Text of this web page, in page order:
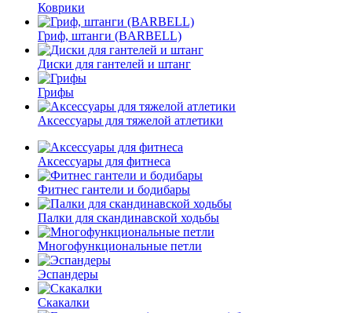
Коврики
Гриф, штанги (BARBELL)
Диски для гантелей и штанг
Грифы
Аксессуары для тяжелой атлетики
Аксессуары для фитнеса
Фитнес гантели и бодибары
Палки для скандинавской ходьбы
Многофункциональные петли
Эспандеры
Скакалки